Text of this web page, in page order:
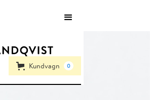
Kundvagn 0